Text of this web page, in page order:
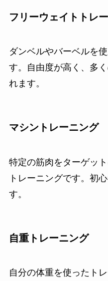
フリーウェイトトレ
ダンベルやバーベルを
す。自由度が高く、多
れます。
マシントレーニング
特定の筋肉をターゲッ
トレーニングです。初
す。
自重トレーニング
自分の体重を使ったト